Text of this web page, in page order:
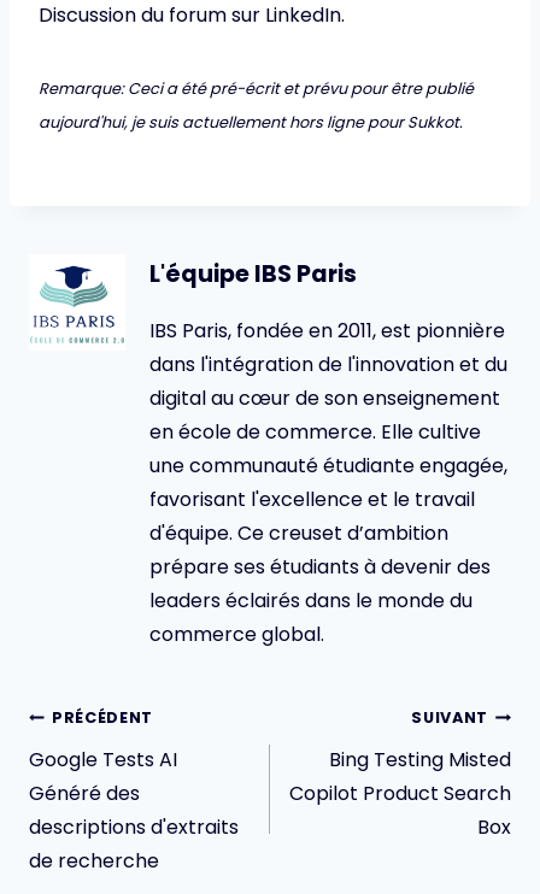
Discussion du forum sur LinkedIn.
Remarque: Ceci a été pré-écrit et prévu pour être publié
aujourd'hui, je suis actuellement hors ligne pour Sukkot.
L'équipe IBS Paris
IBS Paris, fondée en 2011, est pionnière
dans l'intégration de l'innovation et du
digital au cœur de son enseignement
en école de commerce. Elle cultive
une communauté étudiante engagée,
favorisant l'excellence et le travail
d'équipe. Ce creuset d’ambition
prépare ses étudiants à devenir des
leaders éclairés dans le monde du
commerce global.
Navigation
de
l’article
PRÉCÉDENT
Google Tests AI
Généré des
descriptions d'extraits
de recherche
SUIVANT
Bing Testing Misted
Copilot Product Search
Box